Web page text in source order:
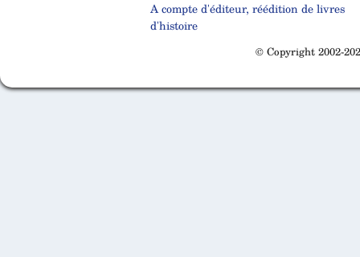
A compte d'éditeur, réédition de livres
d'histoire
© Copyright 2002-